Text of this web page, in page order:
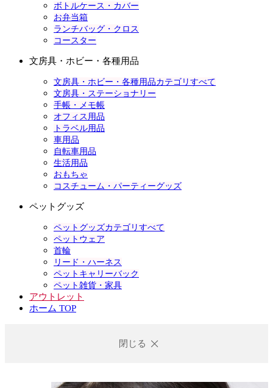
ボトルケース・カバー
お弁当箱
ランチバッグ・クロス
コースター
文房具・ホビー・各種用品
文房具・ホビー・各種用品カテゴリすべて
文房具・ステーショナリー
手帳・メモ帳
オフィス用品
トラベル用品
車用品
自転車用品
生活用品
おもちゃ
コスチューム・パーティーグッズ
ペットグッズ
ペットグッズカテゴリすべて
ペットウェア
首輪
リード・ハーネス
ペットキャリーバック
ペット雑貨・家具
アウトレット
ホーム TOP
閉じる